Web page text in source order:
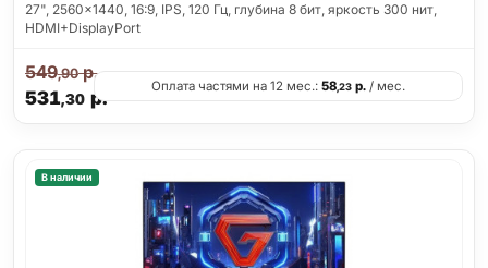
27", 2560x1440, 16:9, IPS, 120 Гц, глубина 8 бит, яркость 300 нит,
HDMI+DisplayPort
531,30р.
549,90р.
Оплата частями на 12 мес.: 58,23 р. / мес.
В наличии